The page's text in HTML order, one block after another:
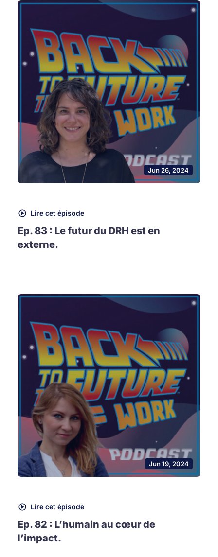
Jun 26, 2024
Lire cet épisode
Ep. 83 : Le futur du DRH est en
externe.
Jun 19, 2024
Lire cet épisode
Ep. 82 : L’humain au cœur de
l’impact.